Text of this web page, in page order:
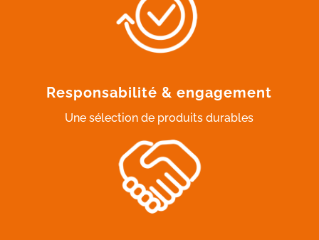
Responsabilité & engagement
Une sélection de produits durables